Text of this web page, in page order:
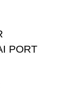
PORT